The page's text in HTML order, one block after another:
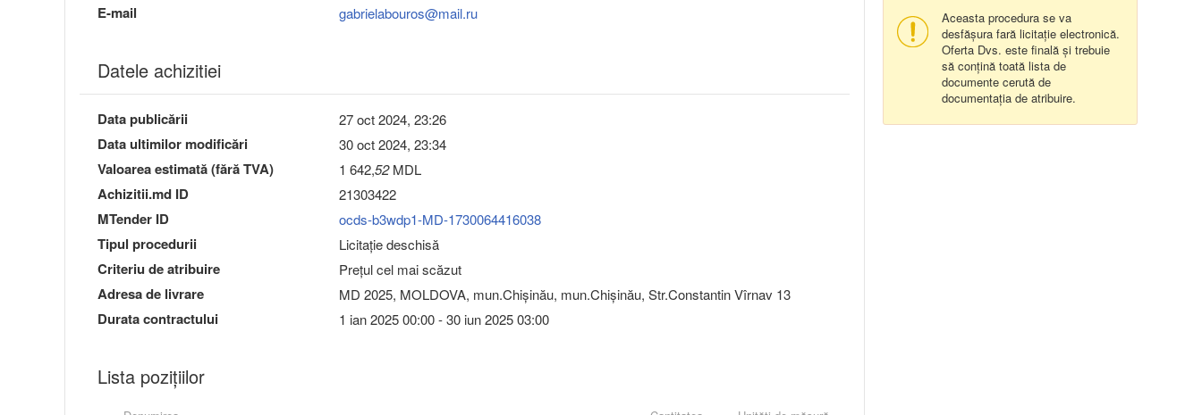
Aceasta procedura se va
desfășura fară licitație electronică.
Oferta Dvs. este finală și trebuie
să conțină toată lista de
documente cerută de
documentația de atribuire.
E-mail gabrielabouros@mail.ru
Datele achizitiei
Data publicării 27 oct 2024, 23:26
Data ultimilor modificări 30 oct 2024, 23:34
Valoarea estimată (fără TVA) 1 642,52MDL
Achizitii.md ID 21303422
MTender ID ocds-b3wdp1-MD-1730064416038
Tipul procedurii Licitație deschisă
Criteriu de atribuire Preţul cel mai scăzut
Adresa de livrare MD 2025, MOLDOVA, mun.Chişinău, mun.Chişinău, Str.Constantin Vîrnav 13
Durata contractului 1 ian 2025 00:00 - 30 iun 2025 03:00
Lista pozițiilor